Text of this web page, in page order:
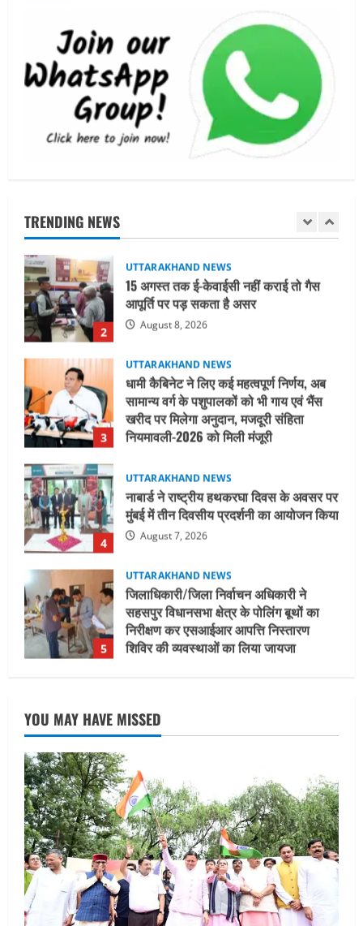
TRENDING NEWS
शिविर की व्यवस्थाओं का लिया जायजा
August 6, 2026
1
UTTARAKHAND NEWS
मुख्यमंत्री ने हर घर तिरंगा यात्रा कार्यक्रम में
किया प्रतिभाग
August 9, 2026
2
3
UTTARAKHAND NEWS
धामी कैबिनेट ने लिए कई महत्वपूर्ण निर्णय, अब
सामान्य वर्ग के पशुपालकों को भी गाय एवं भैंस
खरीद पर मिलेगा अनुदान, मजदूरी संहिता
नियमावली-2026 को मिली मंजूरी
4
UTTARAKHAND NEWS
नाबार्ड ने राष्ट्रीय हथकरघा दिवस के अवसर पर
मुंबई में तीन दिवसीय प्रदर्शनी का आयोजन किया
August 7, 2026
5
UTTARAKHAND NEWS
जिलाधिकारी/जिला निर्वाचन अधिकारी ने
सहसपुर विधानसभा क्षेत्र के पोलिंग बूथों का
निरीक्षण कर एसआईआर आपत्ति निस्तारण
शिविर की व्यवस्थाओं का लिया जायजा
1
UTTARAKHAND NEWS
मुख्यमंत्री ने हर घर तिरंगा यात्रा कार्यक्रम में
किया प्रतिभाग
August 9, 2026
2
15 अगस्त तक ई-केवाईसी नहीं कराई तो गैस
आपूर्ति पर पड़ सकता है असर
3
UTTARAKHAND NEWS
धामी कैबिनेट ने लिए कई महत्वपूर्ण निर्णय, अब
सामान्य वर्ग के पशुपालकों को भी गाय एवं भैंस
खरीद पर मिलेगा अनुदान, मजदूरी संहिता
नियमावली-2026 को मिली मंजूरी
August 7, 2026
UTTARAKHAND NEWS
नाबार्ड ने राष्ट्रीय हथकरघा दिवस के अवसर पर
YOU MAY HAVE MISSED